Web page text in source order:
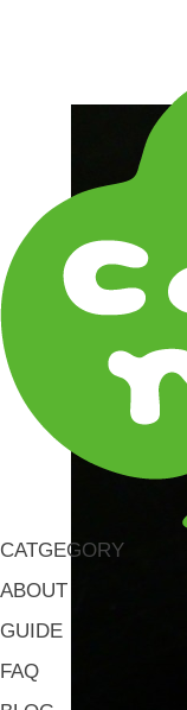
CATGEGORY
ABOUT
GUIDE
FAQ